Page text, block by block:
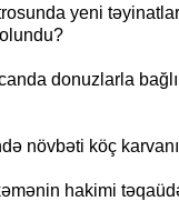
yeni
donuzlarla
növbəti köç
hakimi